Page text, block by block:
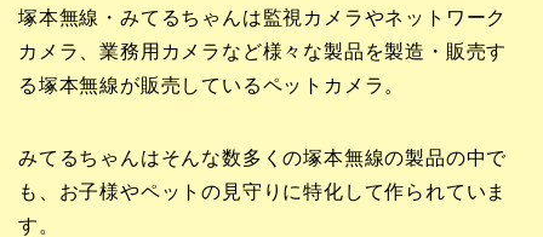
塚本無線・みてるちゃんは監視カメラやネットワーク
カメラ、業務用カメラなど様々な製品を製造・販売す
る塚本無線が販売しているペットカメラ。
みてるちゃんはそんな数多くの塚本無線の製品の中で
も、お子様やペットの見守りに特化して作られていま
す。